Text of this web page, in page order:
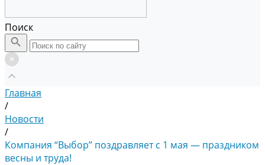
Поиск
Главная
/
Новости
/
Компания “Выбор” поздравляет с 1 мая — праздником
весны и труда!